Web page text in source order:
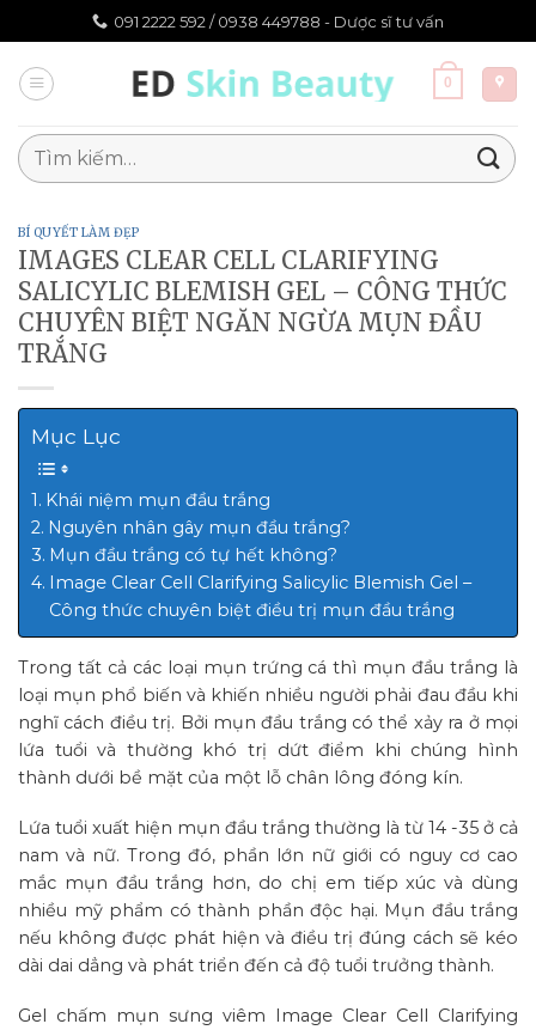
đến
nội
dung
091 2222 592 / 0938 449788 - Dược sĩ tư vấn
0
Tìm
kiếm:
BÍ QUYẾT LÀM ĐẸP
IMAGES CLEAR CELL CLARIFYING
SALICYLIC BLEMISH GEL – CÔNG THỨC
CHUYÊN BIỆT NGĂN NGỪA MỤN ĐẦU
TRẮNG
Mục Lục
Khái niệm mụn đầu trắng
Nguyên nhân gây mụn đầu trắng?
Mụn đầu trắng có tự hết không?
Image Clear Cell Clarifying Salicylic Blemish Gel –
Công thức chuyên biệt điều trị mụn đầu trắng
Trong tất cả các loại mụn trứng cá thì mụn đầu trắng là
loại mụn phổ biến và khiến nhiều người phải đau đầu khi
nghĩ cách điều trị. Bởi mụn đầu trắng có thể xảy ra ở mọi
lứa tuổi và thường khó trị dứt điểm khi chúng hình
thành dưới bề mặt của một lỗ chân lông đóng kín.
Lứa tuổi xuất hiện mụn đầu trắng thường là từ 14 -35 ở cả
nam và nữ. Trong đó, phần lớn nữ giới có nguy cơ cao
mắc mụn đầu trắng hơn, do chị em tiếp xúc và dùng
nhiều mỹ phẩm có thành phần độc hại. Mụn đầu trắng
nếu không được phát hiện và điều trị đúng cách sẽ kéo
dài dai dẳng và phát triển đến cả độ tuổi trưởng thành.
Gel chấm mụn sưng viêm Image Clear Cell Clarifying